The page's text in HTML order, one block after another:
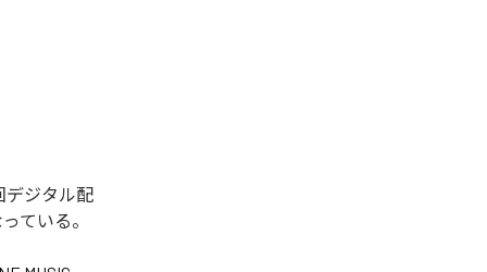
デジタル配
ている。